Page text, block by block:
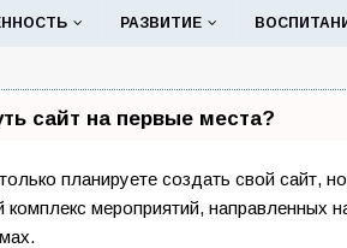
РАЗВИТИЕ
сайт на первые места?
планируете создать свой сайт,
мероприятий, направленных